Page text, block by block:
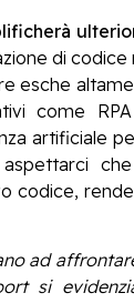
di
esche
come
artificiale
codice,
ad
si